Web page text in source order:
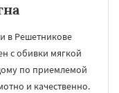
в Решетникове
с обивки мягкой
по приемлемой
и качественно.